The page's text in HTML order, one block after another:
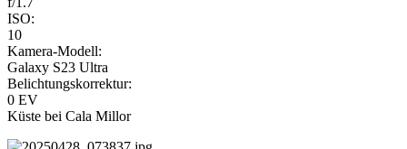
ISO:
10
Kamera-Modell:
Galaxy S23 Ultra
Belichtungskorrektur:
0 EV
Küste bei Cala Millor